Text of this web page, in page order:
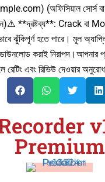
(অফিসিয়াল সোর্স
**দ্রষ্টব্য**: Crack বা Mod
ঝুঁকিপূর্ণ হতে পারে। মূল
ডাউনলোড করাই নিরাপদ।আপনার
রেটিং এবং রিভিউ দেওয়ার
Premium